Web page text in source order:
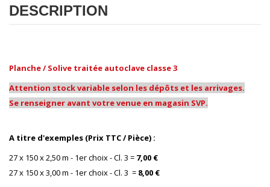
DESCRIPTION
Planche / Solive traitée autoclave classe 3
Attention stock variable selon les dépôts et les arrivages.
Se renseigner avant votre venue en magasin SVP.
A titre d'exemples (Prix TTC / Pièce) :
27 x 150 x 2,50 m - 1er choix- Cl. 3 = 7,00 €
27 x 150 x 3,00 m - 1er choix- Cl. 3 = 8,00 €